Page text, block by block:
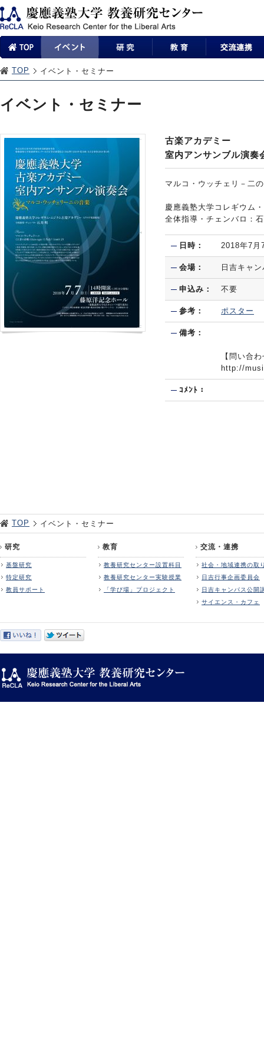
TOP イベント・セミナー
イベント・セミナー
古楽アカデミー
室内アンサンブル演奏
マルコ・ウッチェリ－二
慶應義塾大学コレギウム
全体指導・チェンバロ：
日時： 2018年7
会場： 日吉キャ
申込み： 不要
参考： ポスター
備考：
【問い合
http://
ｺﾒﾝﾄ：
TOP イベント・セミナー
研究
基盤研究
特定研究
教員サポート
教育
教養研究センター設置科目
教養研究センター実験授業
「学び場」プロジェクト
交流・連携
社会・地域連携の取
日吉行事企画委員会
日吉キャンパス公開
サイエンス・カフェ